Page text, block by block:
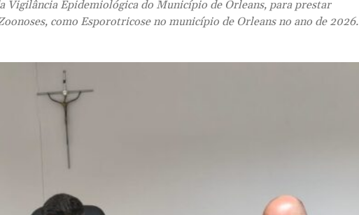
Vigilância Epidemiológica do Município de Orleans, para prestar
como Esporotricose no município de Orleans no ano de 2026.